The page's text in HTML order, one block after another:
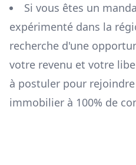
Si vous êtes un
expérimenté dans la
recherche d'une
votre revenu et votre
à postuler pour
immobilier à 100% de